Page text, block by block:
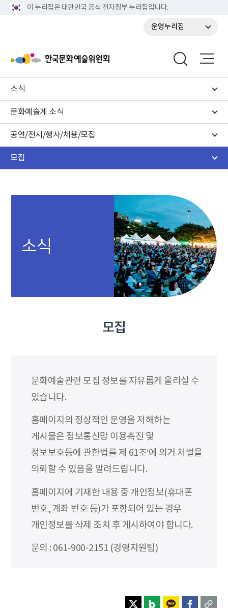
이 누리집은 대한민국 공식 전자정부 누리집입니다.
운영누리집
소식
문화예술계 소식
공연/전시/행사/채용/모집
모집
소식
모집
문화예술관련 모집 정보를 자유롭게 올리실 수
있습니다.
홈페이지의 정상적인 운영을 저해하는
게시물은 정보통신망 이용촉진 및
정보보호등에 관한법률 제 61조’에 의거 처벌을
의뢰할 수 있음을 알려드립니다.
홈페이지에 기재한 내용 중 개인정보(휴대폰
번호, 계좌 번호 등)가 포함되어 있는 경우
개인정보를 삭제 조치 후 게시하여야 합니다.
문의 : 061-900-2151 (경영지원팀)